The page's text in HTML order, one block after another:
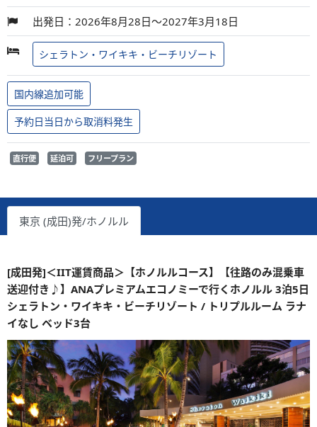
出発日：2026年8月28日～2027年3月18日
シェラトン・ワイキキ・ビーチリゾート
国内線追加可能
予約日当日から取消料発生
直行便 延泊可 フリープラン
東京 (成田)発/ホノルル
[成田発]＜IIT運賃商品＞【ホノルルコース】【往路のみ混乗車
送迎付き♪】ANAプレミアムエコノミーで行くホノルル 3泊5日
シェラトン・ワイキキ・ビーチリゾート / トリプルルーム ラナ
イなし ベッド3台